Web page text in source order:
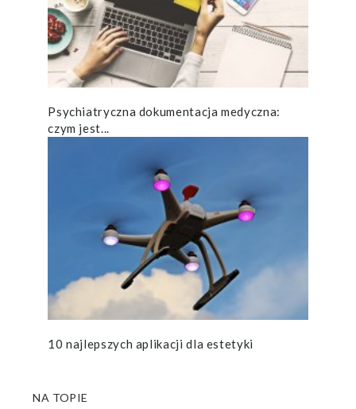
Psychiatryczna dokumentacja medyczna:
czym jest...
10 najlepszych aplikacji dla estetyki
NA TOPIE